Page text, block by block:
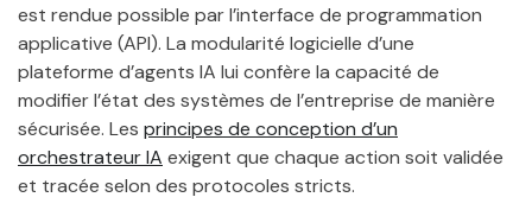
est rendue possible par l’interface de programmation
applicative (API). La modularité logicielle d’une
plateforme d’agents IA lui confère la capacité de
modifier l’état des systèmes de l’entreprise de manière
sécurisée. Les principes de conception d’un
orchestrateur IA exigent que chaque action soit validée
et tracée selon des protocoles stricts.